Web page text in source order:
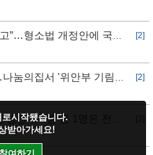
”…형소법 개정안에 국힘
[2]
눔의집서 '위안부 기림의
[2]
당선자 4명 중 1명은 전과
시작됐습니다.
받아가세요!